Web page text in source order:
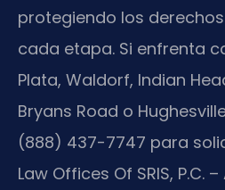
protegiendo los
cada etapa. Si enfrenta
Plata, Waldorf, Indian
Bryans Road o
(888) 437-7747 para
Law Offices Of SRIS, P.C.